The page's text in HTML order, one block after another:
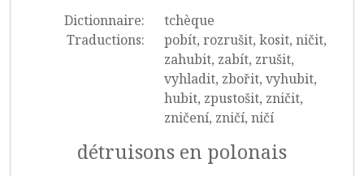
Dictionnaire:
tchèque
Traductions:
pobít, rozrušit, kosit, ničit,
zahubit, zabít, zrušit,
vyhladit, zbořit, vyhubit,
hubit, zpustošit, zničit,
zničení, zničí, ničí
détruisons en polonais